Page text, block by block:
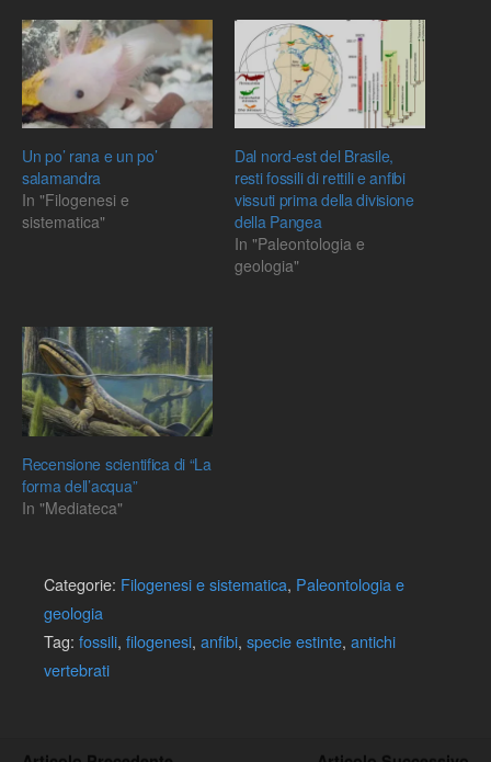
Un po’ rana e un po’
salamandra
In "Filogenesi e
sistematica"
Dal nord-est del Brasile,
resti fossili di rettili e anfibi
vissuti prima della divisione
della Pangea
In "Paleontologia e
geologia"
Recensione scientifica di “La
forma dell’acqua”
In "Mediateca"
Categorie: Filogenesi e sistematica, Paleontologia e
geologia
Tag: fossili, filogenesi, anfibi, specie estinte, antichi
vertebrati